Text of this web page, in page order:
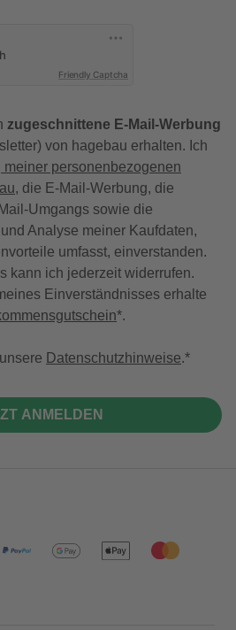
Friendly Captcha
zugeschnittene E-Mail-Werbung
von hagebau erhalten. Ich
meiner personenbezogenen
, die E-Mail-Werbung, die
Umgangs sowie die
Analyse meiner Kaufdaten,
umfasst, einverstanden.
kann ich jederzeit widerrufen.
Einverständnisses erhalte
*.
Datenschutzhinweise.
ANMELDEN